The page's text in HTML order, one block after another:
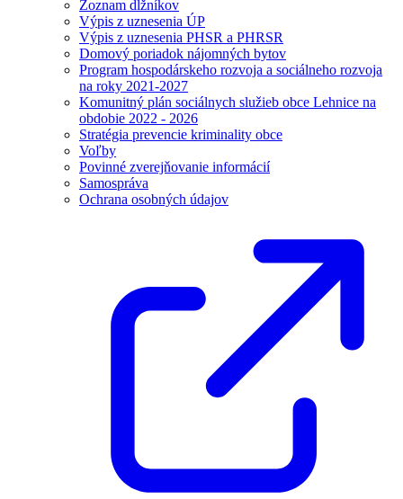
Zoznam dlžníkov
Výpis z uznesenia ÚP
Výpis z uznesenia PHSR a PHRSR
Domový poriadok nájomných bytov
Program hospodárskeho rozvoja a sociálneho rozvoja
na roky 2021-2027
Komunitný plán sociálnych služieb obce Lehnice na
obdobie 2022 - 2026
Stratégia prevencie kriminality obce
Voľby
Povinné zverejňovanie informácií
Samospráva
Ochrana osobných údajov